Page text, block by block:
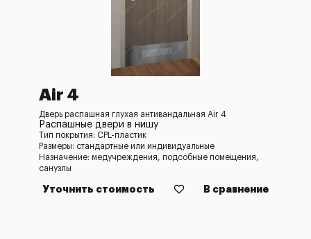
Air 4
Дверь распашная глухая антивандальная Air 4
Распашные двери в нишу
Тип покрытия: CPL-пластик
Размеры: стандартные или индивидуальные
Назначение: медучреждения, подсобные помещения,
санузлы
Уточнить стоимость В сравнение